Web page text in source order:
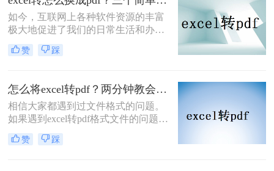
Excel转PDF方法。
如今，互联网上各种软件资源的丰富
极大地促进了我们的日常生活和办
公。在过去，为了实现一个小的需
求，我们通常需要一天甚至更长的时
络上发达的网络资源，您可以快速实
现，那么excel转怎么换成pdf呢？，下
面就教您如何轻松地将excel表格转pdf
格式文件。
赞 踩
怎么将excel转pdf？两分钟教会你两个方法
相信大家都遇到过文件格式的问题。
如果遇到excel转pdf格式文件的问题，
大家是怎么解决的呢？当您遇到文件
转换问题时，您可以使用专业的excel
赞 踩